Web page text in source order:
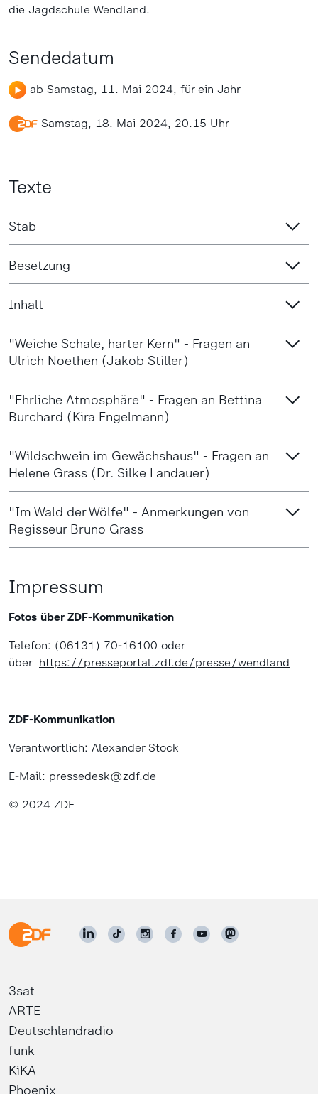
die Jagdschule Wendland.
Sendedatum
ab Samstag, 11. Mai 2024, für ein Jahr
Samstag, 18. Mai 2024, 20.15 Uhr
Texte
Stab
Besetzung
Inhalt
"Weiche Schale, harter Kern" - Fragen an
Ulrich Noethen (Jakob Stiller)
"Ehrliche Atmosphäre" - Fragen an Bettina
Burchard (Kira Engelmann)
"Wildschwein im Gewächshaus" - Fragen an
Helene Grass (Dr. Silke Landauer)
"Im Wald der Wölfe" - Anmerkungen von
Regisseur Bruno Grass
Impressum
Fotos über ZDF-Kommunikation
Telefon: (06131) 70-16100 oder
über https://presseportal.zdf.de/presse/wendland
ZDF-Kommunikation
Verantwortlich: Alexander Stock
E-Mail: pressedesk@zdf.de
© 2024 ZDF
3sat
ARTE
Deutschlandradio
funk
KiKA
Phoenix